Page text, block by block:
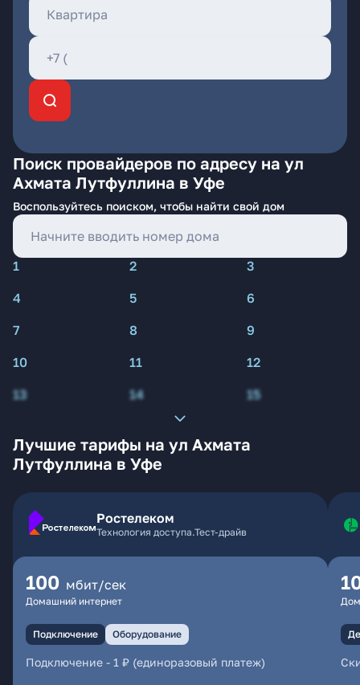
Поиск провайдеров по адресу на ул
Ахмата Лутфуллина в Уфе
Воспользуйтесь поиском, чтобы найти свой дом
1 2
3
4
5
6
7
8
9
10
11
12
13
14 15
Лучшие тарифы на ул Ахмата
Лутфуллина в Уфе
Ростелеком
Технология доступа.Тест-драйв
100 мбит/сек
Домашний интернет
Подключение Оборудование
Подключение - 1 ₽ (единоразовый платеж)